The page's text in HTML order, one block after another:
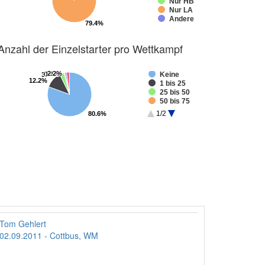
79.4%
79.4%
Nur LA
Andere
der Einzelstarter pro Wettkampf
80.6%
80.6%
12.2%
12.2%
3.3%
3.3%
0.6%
0.6%
1.1%
1.1%
2.2%
2.2%
Keine
1 bis 25
25 bis 50
50 bis 75
75 bis 100
> 100
1/2
Tom Gehlert
02.09.2011 - Cottbus, WM